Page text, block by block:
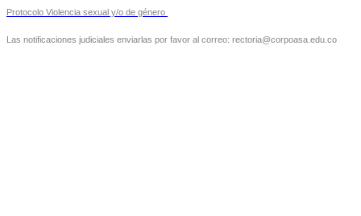
Protocolo Violencia sexual y/o de género
Las notificaciones judiciales enviarlas por favor al correo: rectoria@corpoasa.edu.co